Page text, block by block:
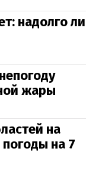
надолго ли
жары
на
на 7